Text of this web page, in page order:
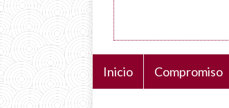
Navegación
principal
Inicio Compromiso